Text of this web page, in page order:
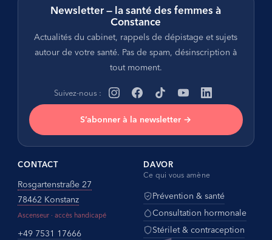
Newsletter — la santé des femmes à
Constance
Actualités du cabinet, rappels de dépistage et sujets
autour de votre santé. Pas de spam, désinscription à
tout moment.
Suivez-nous :
S’abonner à la newsletter →
CONTACT
Rosgartenstraße 27
78462 Konstanz
Ascenseur · accès handicapé
+49 7531 17666
DAVOR
Ce qui vous amène
Prévention & santé
Consultation hormonale
Stérilet & contraception